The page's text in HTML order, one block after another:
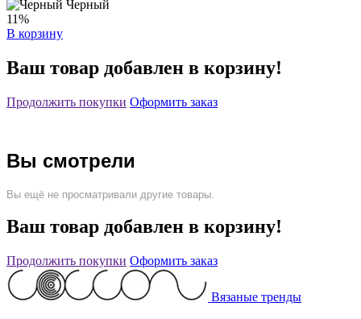
Черный
11%
В корзину
Ваш товар добавлен в корзину!
Продолжить покупки Оформить заказ
Вы смотрели
Вы ещё не просматривали другие товары.
Ваш товар добавлен в корзину!
Продолжить покупки Оформить заказ
Вязаные тренды